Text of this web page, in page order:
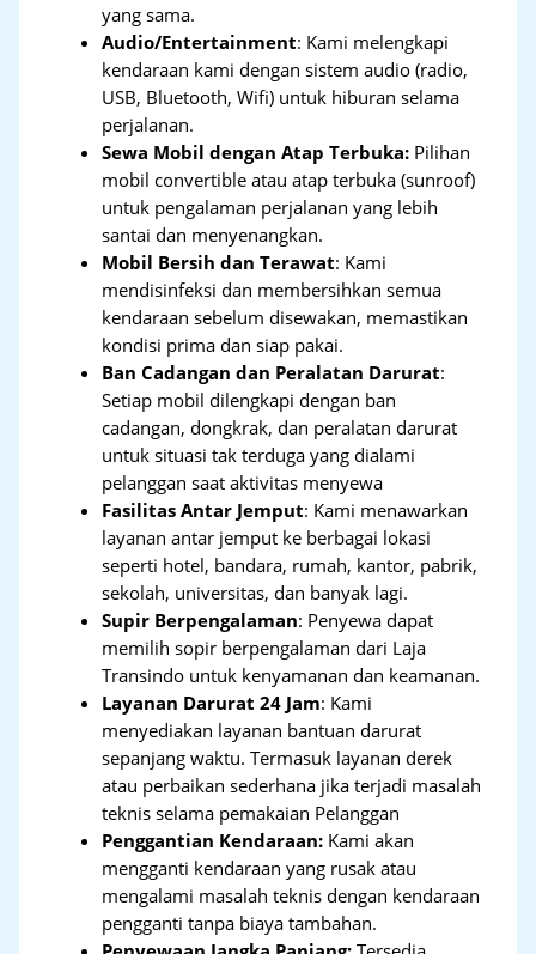
yang sama.
Audio/Entertainment: Kami melengkapi
kendaraan kami dengan sistem audio (radio,
USB, Bluetooth, Wifi) untuk hiburan selama
perjalanan.
Sewa Mobil dengan Atap Terbuka: Pilihan
mobil convertible atau atap terbuka (sunroof)
untuk pengalaman perjalanan yang lebih
santai dan menyenangkan.
Mobil Bersih dan Terawat: Kami
mendisinfeksi dan membersihkan semua
kendaraan sebelum disewakan, memastikan
kondisi prima dan siap pakai.
Ban Cadangan dan Peralatan Darurat:
Setiap mobil dilengkapi dengan ban
cadangan, dongkrak, dan peralatan darurat
untuk situasi tak terduga yang dialami
pelanggan saat aktivitas menyewa
Fasilitas Antar Jemput: Kami menawarkan
layanan antar jemput ke berbagai lokasi
seperti hotel, bandara, rumah, kantor, pabrik,
sekolah, universitas, dan banyak lagi.
Supir Berpengalaman: Penyewa dapat
memilih sopir berpengalaman dari Laja
Transindo untuk kenyamanan dan keamanan.
Layanan Darurat 24 Jam: Kami
menyediakan layanan bantuan darurat
sepanjang waktu. Termasuk layanan derek
atau perbaikan sederhana jika terjadi masalah
teknis selama pemakaian Pelanggan
Penggantian Kendaraan: Kami akan
mengganti kendaraan yang rusak atau
mengalami masalah teknis dengan kendaraan
pengganti tanpa biaya tambahan.